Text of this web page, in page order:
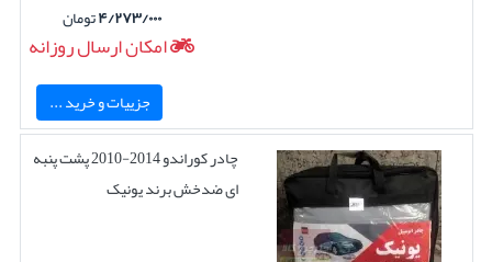
۴/۲۷۳/۰۰۰تومان
امکان ارسال روزانه
جزییات و خرید ...
چادر کوراندو 2014-2010 پشت پنبه
ای ضدخش برند یونیک